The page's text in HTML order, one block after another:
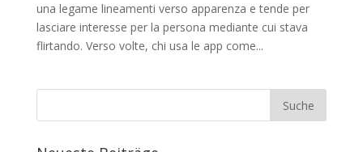
una legame lineamenti verso apparenza e tende per
lasciare interesse per la persona mediante cui stava
flirtando. Verso volte, chi usa le app come...